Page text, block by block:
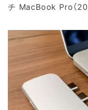
チ MacBook Pro（